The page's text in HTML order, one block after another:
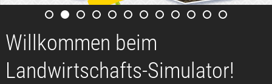
Willkommen beim
Landwirtschafts-Simulator!